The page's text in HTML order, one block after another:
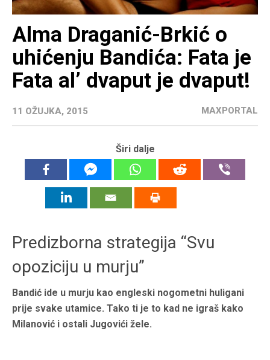
Alma Draganić-Brkić o
uhićenju Bandića: Fata je
Fata al’ dvaput je dvaput!
11 OŽUJKA, 2015 MAXPORTAL
Širi dalje
Predizborna strategija “Svu
opoziciju u murju”
Bandić ide u murju kao engleski nogometni huligani
prije svake utamice. Tako ti je to kad ne igraš kako
Milanović i ostali Jugovići žele.